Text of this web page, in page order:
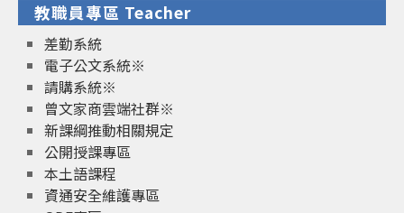
教職員專區 Teacher
差勤系統
電子公文系統※
請購系統※
曾文家商雲端社群※
新課綱推動相關規定
公開授課專區
本土語課程
資通安全維護專區